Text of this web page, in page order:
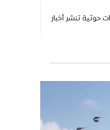
حوثية تنشر أخبار